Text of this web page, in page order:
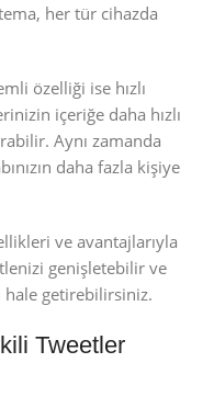
her tür cihazda
özelliği ise hızlı
içeriğe daha hızlı
Aynı zamanda
daha fazla kişiye
ve avantajlarıyla
genişletebilir ve
hale getirebilirsiniz.
Tweetler